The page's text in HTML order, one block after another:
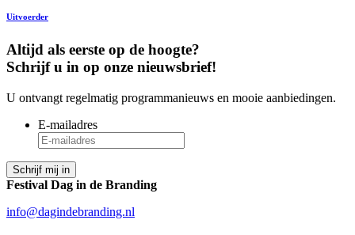
Uitvoerder
Altijd als eerste op de hoogte?
Schrijf u in op onze nieuwsbrief!
U ontvangt regelmatig programmanieuws en mooie aanbiedingen.
E-mailadres
Festival Dag in de Branding
info@dagindebranding.nl